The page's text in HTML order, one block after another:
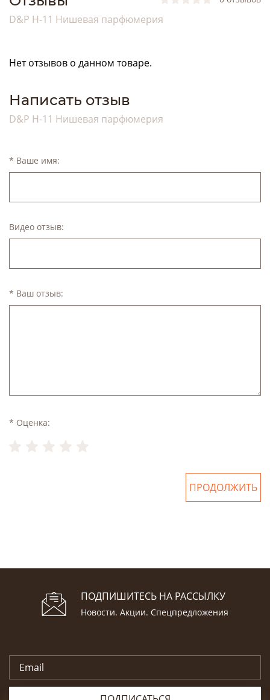
D&P H-11 Нишевая парфюмерия
Нет отзывов о данном товаре.
Написать отзыв
D&P H-11 Нишевая парфюмерия
* Ваше имя:
Видео отзыв:
* Ваш отзыв:
* Оценка:
ПРОДОЛЖИТЬ
ПОДПИШИТЕСЬ НА РАССЫЛКУ
Новости. Акции. Спецпредложения